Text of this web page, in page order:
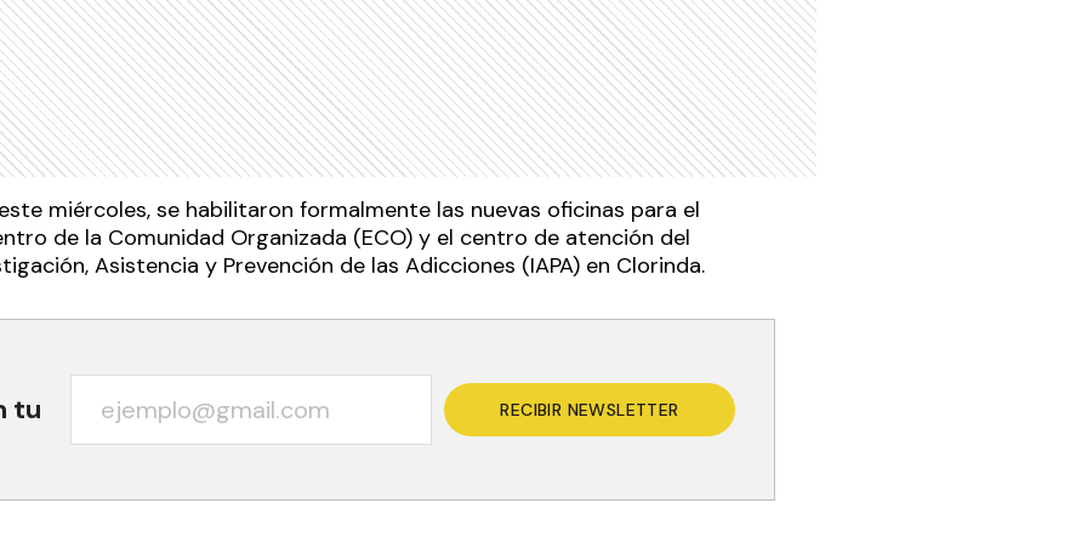
miércoles, se habilitaron formalmente las nuevas oficinas para el
de la Comunidad Organizada (ECO) y el centro de atención del
Asistencia y Prevención de las Adicciones (IAPA) en Clorinda.
tu RECIBIR NEWSLETTER